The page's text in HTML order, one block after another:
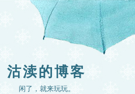
沽渎的博客
闲了，就来玩玩。